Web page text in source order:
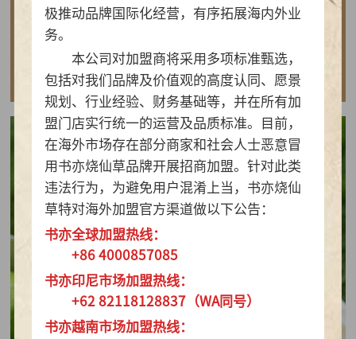
做实亲民茶饮！书亦烧仙草以“有料品类之王”拿
下2026新茶饮TOP10
查看详情
极推动品牌国际化经营，有序拓展海内外业
务。
本公司对加盟商将采用多项标准甄选，
包括对我们品牌及价值观的高度认同、愿景
规划、行业经验、财务基础等，并在所有加
盟门店实行统一的运营及品质标准。目前，
在海外市场存在部分商家和社会人士恶意冒
用书亦烧仙草品牌开展招商加盟。针对此类
违法行为，为避免用户混淆上当，书亦烧仙
草特对海外加盟官方渠道做以下公告：
书亦全球加盟热线：
+86 4000857085
书亦印尼市场加盟热线：
+62 82118128837（WA同号）
书亦越南市场加盟热线：